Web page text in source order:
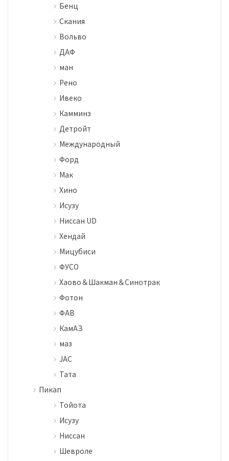
Бенц
Скания
Вольво
ДАФ
ман
Рено
Ивеко
Камминз
Детройт
Международный
Форд
Мак
Хино
Исузу
Ниссан UD
Хендай
Мицубиси
ФУСО
Хаово＆Шакман＆Синотрак
Фотон
ФАВ
КамАЗ
маз
JAC
Тата
Пикап
Тойота
Исузу
Ниссан
Шевроле